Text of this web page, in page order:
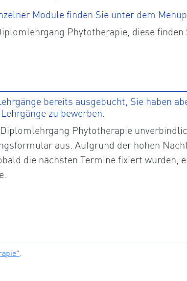
Module finden Sie unter dem
Phytotherapie, diese
bereits ausgebucht, Sie haben
zu bewerben.
Phytotherapie
aus. Aufgrund der hohen
die nächsten Termine fixiert wurden,